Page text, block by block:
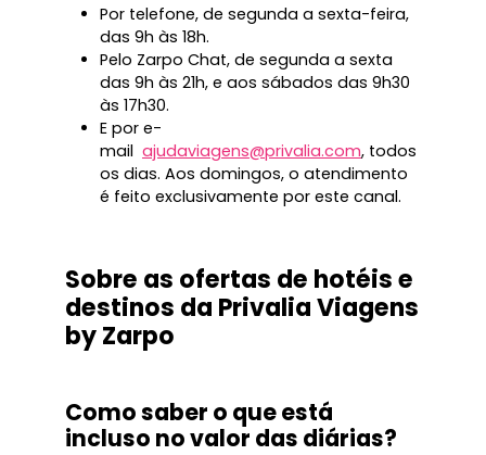
Por telefone, de segunda a sexta-feira,
das 9h às 18h.
Pelo Zarpo Chat, de segunda a sexta
das 9h às 21h, e aos sábados das 9h30
às 17h30.
E por e-
mail ajudaviagens@privalia.com, todos
os dias. Aos domingos, o atendimento
é feito exclusivamente por este canal.
Sobre as ofertas de hotéis e
destinos da Privalia Viagens
by Zarpo
Como saber o que está
incluso no valor das diárias?